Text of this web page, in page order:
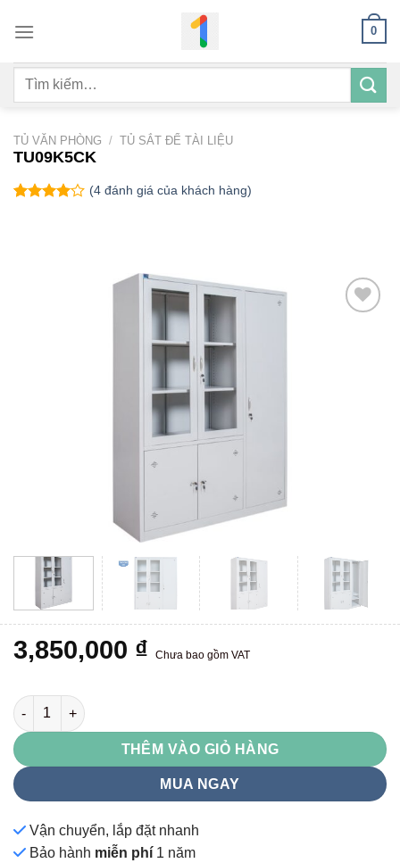
qua
dung
0
Tìm
TỦ VĂN PHÒNG / TỦ SẮT ĐỂ TÀI LIỆU
TU09K5CK
(4đánh giá của khách hàng)
3,850,000 ₫ Chưa bao gồm VAT
TU09K5CK số lượng
THÊM VÀO GIỎ HÀNG
MUA NGAY
Vận chuyển, lắp đặt nhanh
Bảo hành miễn phí 1 năm